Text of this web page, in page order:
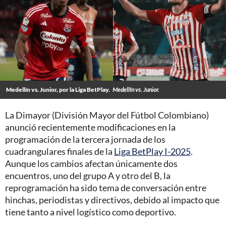
Medellín vs. Junior, por la Liga BetPlay. Medellín vs. Junior.
La Dimayor (División Mayor del Fútbol Colombiano)
anunció recientemente modificaciones en la
programación de la tercera jornada de los
cuadrangulares finales de la Liga BetPlay I-2025.
Aunque los cambios afectan únicamente dos
encuentros, uno del grupo A y otro del B, la
reprogramación ha sido tema de conversación entre
hinchas, periodistas y directivos, debido al impacto que
tiene tanto a nivel logístico como deportivo.